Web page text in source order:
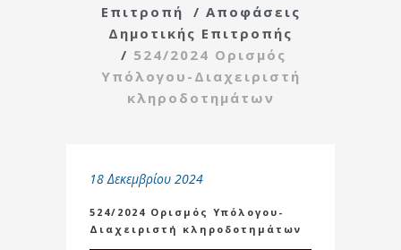
Επιτροπή
/ Αποφάσεις
Δημοτικής Επιτροπής
/ 524/2024 Ορισμός
Υπόλογου-Διαχειριστή
κληροδοτημάτων
18 Δεκεμβρίου 2024
524/2024 Ορισμός Υπόλογου-
Διαχειριστή κληροδοτημάτων